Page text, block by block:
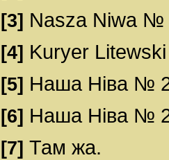
[3] Nasza Niwa №
[4] Kuryer
[5] Наша Ніва №
[6] Наша Ніва №
[7] Там жа.